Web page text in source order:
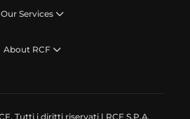
Our Services
About RCF
Tutti i diritti riservati | RCF S.P.A.